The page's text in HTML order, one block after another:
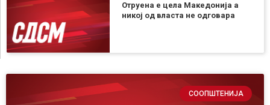
Отруена е цела Македонија а
никој од власта не одговара
СООПШТЕНИЈА